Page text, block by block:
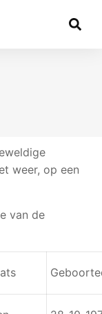
weer, op een
van de